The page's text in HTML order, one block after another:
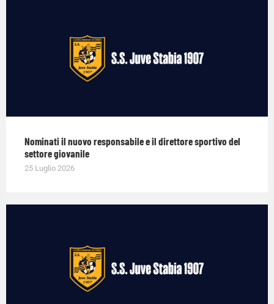
Nominati il nuovo responsabile e il direttore sportivo del
settore giovanile
25 Luglio 2026